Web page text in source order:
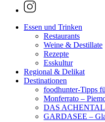
Essen und Trinken
Restaurants
Weine & Destillate
Rezepte
Esskultur
Regional & Delikat
Destinationen
foodhunter-Tipps
Monferrato –
DAS ACHENTAL
GARDASEE –